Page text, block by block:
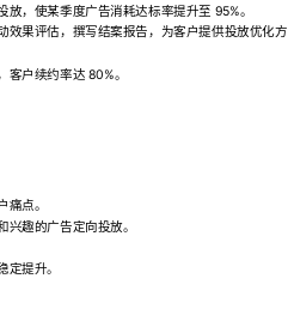
，使某季度广告消耗达标率提升至 95%。
果评估，撰写结案报告，为客户提供投放优化方
户续约率达 80%。
点。
趣的广告定向投放。
提升。